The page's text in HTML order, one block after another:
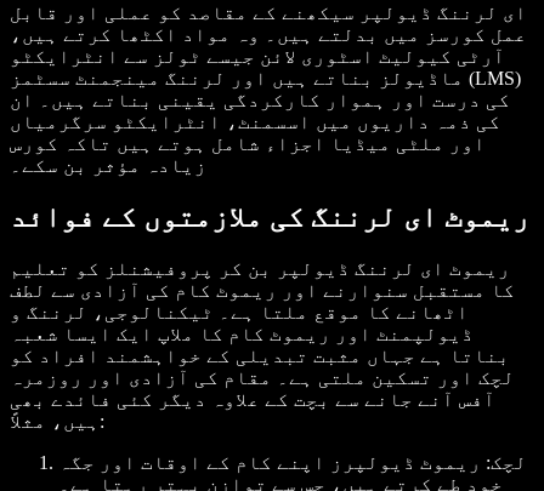
ای لرننگ ڈیولپر سیکھنے کے مقاصد کو عملی اور قابل
عمل کورسز میں بدلتے ہیں۔ وہ مواد اکٹھا کرتے ہیں،
آرٹی کیولیٹ اسٹوری لائن جیسے ٹولز سے انٹرایکٹو
ماڈیولز بناتے ہیں اور لرننگ مینجمنٹ سسٹمز (LMS)
کی درست اور ہموار کارکردگی یقینی بناتے ہیں۔ ان
کی ذمہ داریوں میں اسسمنٹ، انٹرایکٹو سرگرمیاں
اور ملٹی میڈیا اجزاء شامل ہوتے ہیں تاکہ کورس
زیادہ مؤثر بن سکے۔
ریموٹ ای لرننگ کی ملازمتوں کے فوائد
ریموٹ ای لرننگ ڈیولپر بن کر پروفیشنلز کو تعلیم
کا مستقبل سنوارنے اور ریموٹ کام کی آزادی سے لطف
اٹھانے کا موقع ملتا ہے۔ ٹیکنالوجی، لرننگ و
ڈیولپمنٹ اور ریموٹ کام کا ملاپ ایک ایسا شعبہ
بناتا ہے جہاں مثبت تبدیلی کے خواہشمند افراد کو
لچک اور تسکین ملتی ہے۔ مقام کی آزادی اور روزمرہ
آفس آنے جانے سے بچت کے علاوہ دیگر کئی فائدے بھی
ہیں، مثلاً:
لچک: ریموٹ ڈیولپرز اپنے کام کے اوقات اور جگہ
خود طے کرتے ہیں، جس سے توازن بہتر رہتا ہے۔